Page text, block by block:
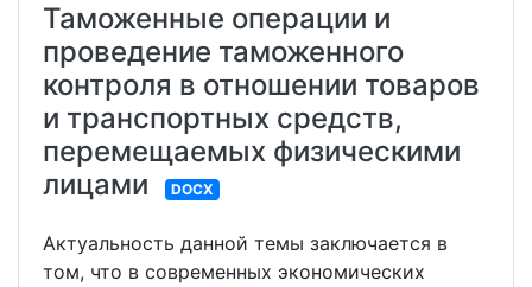
Таможенные операции и
проведение таможенного
контроля в отношении товаров
и транспортных средств,
перемещаемых физическими
лицами
DOCX
Актуальность данной темы заключается в
том, что в современных экономических